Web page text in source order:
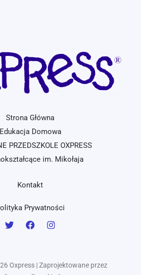
Strona Główna
Edukacja Domowa
PRZEDSZKOLE OXPRESS
im. Mikołaja
Kontakt
Prywatności
Oxpress | Zaprojektowane przez